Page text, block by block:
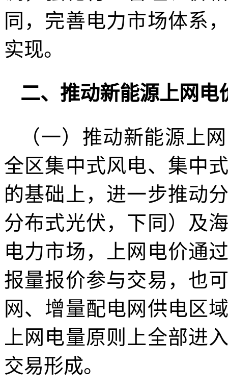
同，完善电力市场体系
实现。
二、推动新能源上网电
（一）推动新能源上
全区集中式风电、集中
的基础上，进一步推动
分布式光伏，下同）及
电力市场，上网电价通
报量报价参与交易，也
网、增量配电网供电区
上网电量原则上全部进
交易形成。